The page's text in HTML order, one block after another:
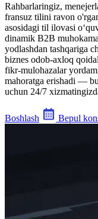
Rahbarlaringiz,
fransuz tilini ravon
asosidagi til ilovasi
dinamik B2B
yodlashdan tashqariga
biznes odob-axloq
fikr-mulohazalar
mahoratga erishadi —
uchun 24/7
Boshlash Bepul